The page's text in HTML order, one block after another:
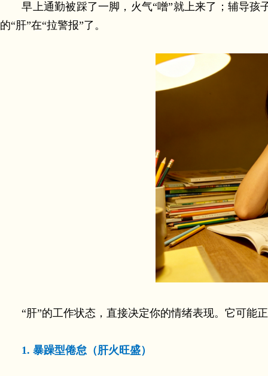
早上通勤被踩了一脚，火气“噌”就上来了；辅导
的“肝”在“拉警报”了。
“肝”的工作状态，直接决定你的情绪表现。它可能
1. 暴躁型倦怠（肝火旺盛）